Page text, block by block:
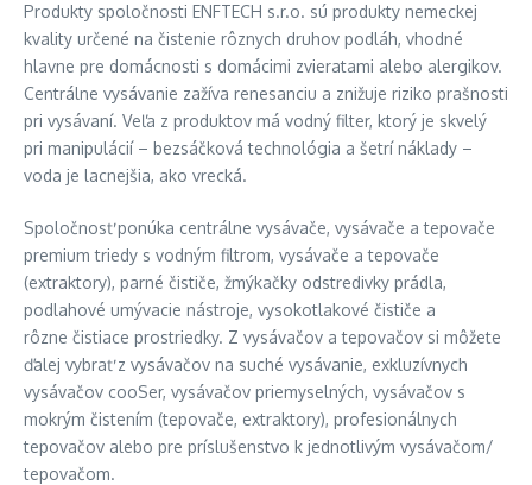
Produkty spoločnosti ENFTECH s.r.o. sú produkty nemeckej
kvality určené na čistenie rôznych druhov podláh, vhodné
hlavne pre domácnosti s domácimi zvieratami alebo alergikov.
Centrálne vysávanie zažíva renesanciu a znižuje riziko prašnosti
pri vysávaní. Veľa z produktov má vodný filter, ktorý je skvelý
pri manipulácií – bezsáčková technológia a šetrí náklady –
voda je lacnejšia, ako vrecká.
Spoločnosť ponúka centrálne vysávače, vysávače a tepovače
premium triedy s vodným filtrom, vysávače a tepovače
(extraktory), parné čističe, žmýkačky odstredivky prádla,
podlahové umývacie nástroje, vysokotlakové čističe a
rôzne čistiace prostriedky. Z vysávačov a tepovačov si môžete
ďalej vybrať z vysávačov na suché vysávanie, exkluzívnych
vysávačov cooSer, vysávačov priemyselných, vysávačov s
mokrým čistením (tepovače, extraktory), profesionálnych
tepovačov alebo pre príslušenstvo k jednotlivým vysávačom/
tepovačom.